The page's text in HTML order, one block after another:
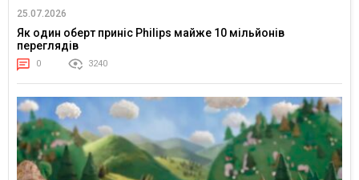
25.07.2026
Як один оберт приніс Philips майже 10 мільйонів
переглядів
0 3240